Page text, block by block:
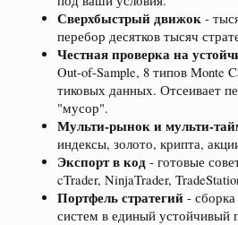
Сверхбыстрый движок -
перебор десятков тысяч
Честная проверка на
Out-of-Sample, 8 типов Monte
тиковых данных. Отсеивает
"мусор".
Мульти-рынок и мульти-
индексы, золото, крипта,
Экспорт в код - готовые
cTrader, NinjaTrader,
Портфель стратегий -
систем в единый устойчивый